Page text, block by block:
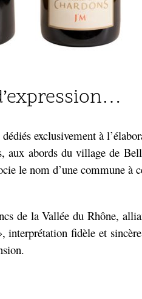
exclusivement à
aux abords du village de
le nom d’une commune à
de la Vallée du Rhône,
fidèle et